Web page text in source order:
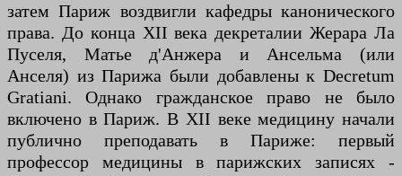
затем Париж воздвигли кафедры канонического
права. До конца XII века декреталии Жерара Ла
Пуселя, Матье д'Анжера и Ансельма (или
Анселя) из Парижа были добавлены к Decretum
Gratiani. Однако гражданское право не было
включено в Париж. В XII веке медицину начали
публично преподавать в Париже: первый
профессор медицины в парижских записях -